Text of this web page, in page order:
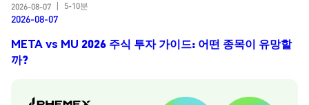
2026-08-07
5-10분
2026-08-07
META vs MU 2026 주식 투자 가이드: 어떤 종목이 유망할
까?